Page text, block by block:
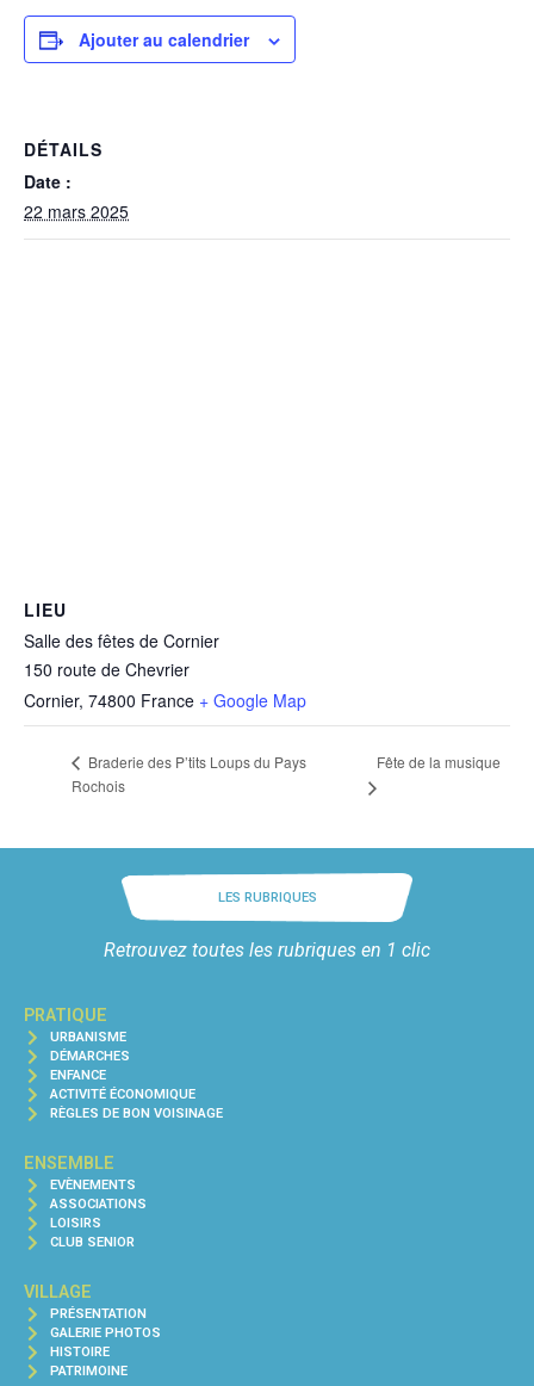
Ajouter au calendrier
DÉTAILS
Date :
22 mars 2025
LIEU
Salle des fêtes de Cornier
150 route de Chevrier
Cornier, 74800 France + Google Map
Braderie des P’tits Loups du Pays
Rochois
Fête de la musique
LES RUBRIQUES
Retrouvez toutes les rubriques en 1 clic
PRATIQUE
URBANISME
DÉMARCHES
ENFANCE
ACTIVITÉ ÉCONOMIQUE
RÈGLES DE BON VOISINAGE
ENSEMBLE
EVÈNEMENTS
ASSOCIATIONS
LOISIRS
CLUB SENIOR
VILLAGE
PRÉSENTATION
GALERIE PHOTOS
HISTOIRE
PATRIMOINE